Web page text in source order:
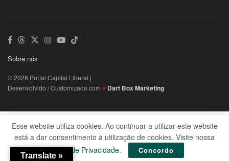
Sobre nós
© 2026 Portal Capital Liberal |
Desenvolvido / Customizado com ♥ Dart Box Marketing
Translate »
Esse website utiliza cookies. Ao continuar a utilizar este website
está a dar consentimento à utilização de cookies. Visite nossa
Política de Privacidade. Concordo